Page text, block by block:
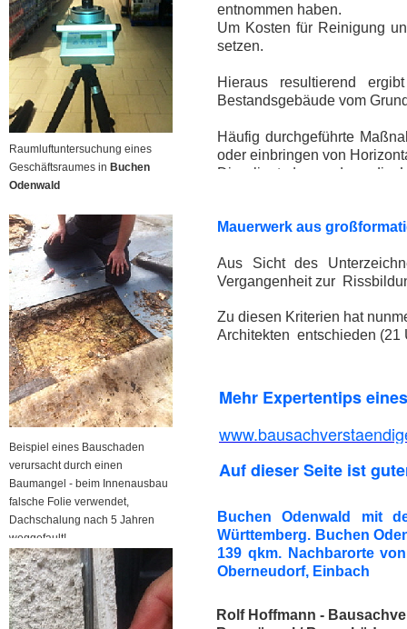
entnommen haben.
Um Kosten für Reinigung
setzen.
Hieraus resultierend
Bestandsgebäude vom
Häufig durchgeführte
oder einbringen von
Dies liegt daran, dass die
Mauerwerk aus
Aus Sicht des
Vergangenheit zur
Zu diesen Kriterien hat
Architekten entschieden (21
Buchen Odenwald mit
Württemberg. Buchen
139 qkm. Nachbarorte
Oberneudorf, Einbach
Raumluftuntersuchung eines
Geschäftsraumes in Buchen
Odenwald
Beispiel eines Bauschaden
verursacht durch einen
Baumangel - beim Innenausbau
falsche Folie verwendet,
Dachschalung nach 5 Jahren
weggefault!
Mehr Expertentips
Auf dieser Seite ist
Rolf Hoffmann -